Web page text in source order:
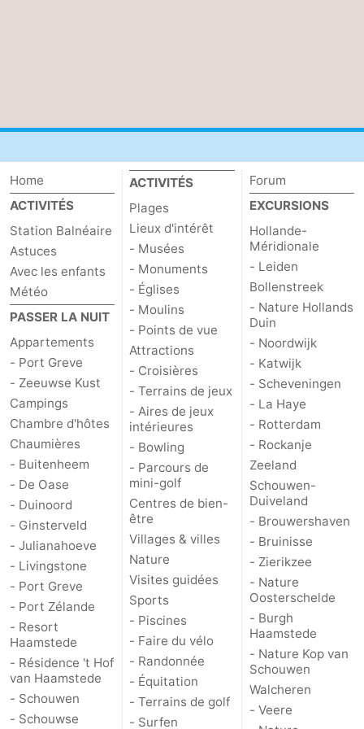
Zierikzee
-
Nature
Oosterschelde
-
Burgh
Haamstede
-
Nature
Kop
van
Schouwen
Walcheren
-
Veere
-
Nature
Oranjezon
-
Oostkapelle
Nature
de
Mantelingen
-
Domburg
-
Zoutelande
-
Vlissingen
Middelburg
Contact
Home
ACTIVITÉS
Station Balnéaire
Astuces
Avec les enfants
Météo
PASSER LA NUIT
Appartements
- Port Greve
- Zeeuwse Kust
Campings
Chambre d'hôtes
Chaumières
- Buitenheem
- De Oase
- Duinoord
- Ginsterveld
- Julianahoeve
- Livingstone
- Port Greve
- Port Zélande
- Resort
Haamstede
- Résidence 't Hof
van Haamstede
- Schouwen
- Schouwse
ACTIVITÉS
Plages
Lieux d'intérêt
- Musées
- Monuments
- Églises
- Moulins
- Points de vue
Attractions
- Croisières
- Terrains de jeux
- Aires de jeux
intérieures
- Bowling
- Parcours de
mini-golf
Centres de bien-
être
Villages & villes
Nature
Visites guidées
Sports
- Piscines
- Faire du vélo
- Randonnée
- Équitation
- Terrains de golf
- Surfen
Forum
EXCURSIONS
Hollande-
Méridionale
- Leiden
Bollenstreek
- Nature Hollands
Duin
- Noordwijk
- Katwijk
- Scheveningen
- La Haye
- Rotterdam
- Rockanje
Zeeland
Schouwen-
Duiveland
- Brouwershaven
- Bruinisse
- Zierikzee
- Nature
Oosterschelde
- Burgh
Haamstede
- Nature Kop van
Schouwen
Walcheren
- Veere